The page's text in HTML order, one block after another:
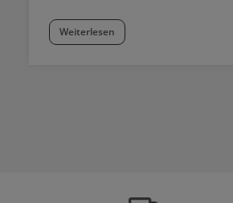
Weiterlesen